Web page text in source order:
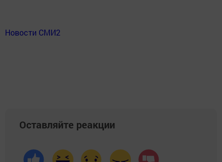
Новости СМИ2
Оставляйте реакции